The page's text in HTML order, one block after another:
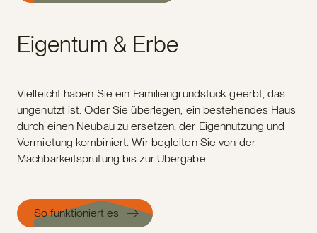
Eigentum & Erbe
Vielleicht haben Sie ein Familiengrundstück geerbt, das
ungenutzt ist. Oder Sie überlegen, ein bestehendes Haus
durch einen Neubau zu ersetzen, der Eigennutzung und
Vermietung kombiniert. Wir begleiten Sie von der
Machbarkeitsprüfung bis zur Übergabe.
So funktioniert es